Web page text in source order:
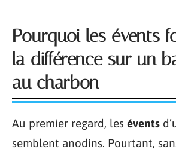
Pourquoi les évents
la différence sur un
au charbon
Au premier regard, les évents
semblent anodins. Pourtant,